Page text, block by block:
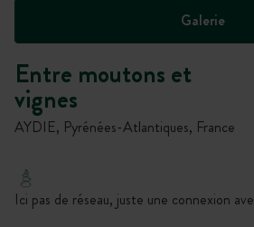
Galerie
Entre moutons et
vignes
AYDIE, Pyrénées-Atlantiques, France
Ici pas de réseau, juste une connexion